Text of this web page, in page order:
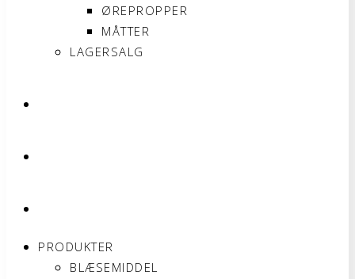
ØREPROPPER
MÅTTER
LAGERSALG
PRODUKTER
BLÆSEMIDDEL